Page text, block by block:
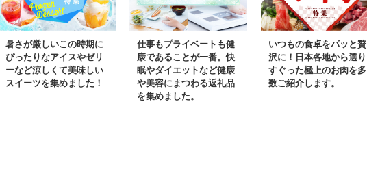
暑さが厳しいこの時期に
ぴったりなアイスやゼリ
ーなど涼しくて美味しい
スイーツを集めました！
仕事もプライベートも健
康であることが一番。快
眠やダイエットなど健康
や美容にまつわる返礼品
を集めました。
いつもの食卓をパッと贅
沢に！日本各地から選り
すぐった極上のお肉を多
数ご紹介します。